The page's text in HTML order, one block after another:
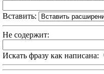
Вставить:
Не содержит:
Искать фразу как написана: